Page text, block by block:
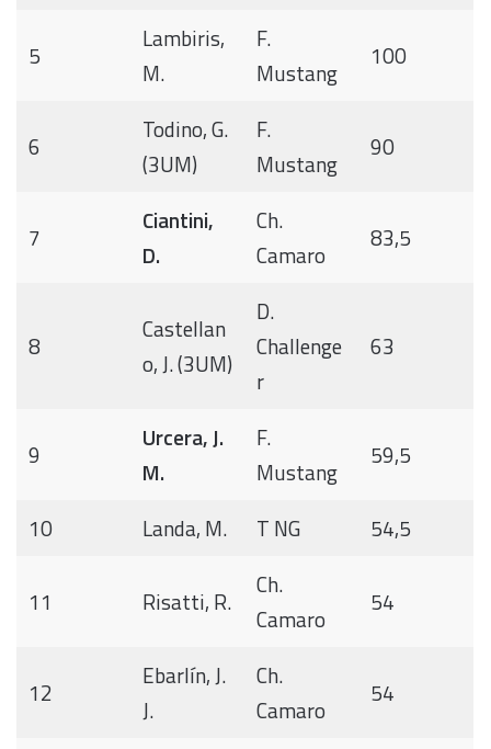
5
Lambiris,
M.
F.
Mustang
100
6
Todino, G.
(3UM)
F.
Mustang
90
7
Ciantini,
D.
Ch.
Camaro
83,5
8
Castellan
o, J. (3UM)
D.
Challenge
r
63
9
Urcera, J.
M.
F.
Mustang
59,5
10 Landa, M. T NG 54,5
11 Risatti, R.
Ch.
Camaro
54
12
Ebarlín, J.
J.
Ch.
Camaro
54